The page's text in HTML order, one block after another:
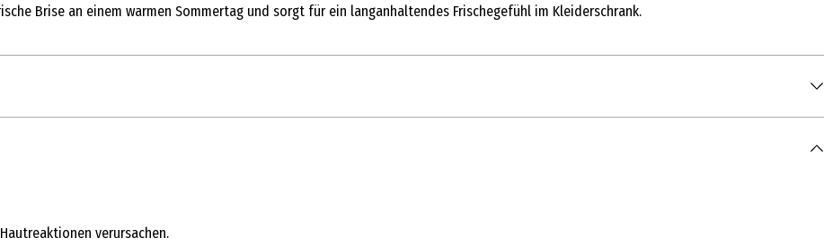
Brise an einem warmen Sommertag und sorgt für ein langanhaltendes Frischegefühl im Kleiderschrank.
TEREPHTHALATE, STYRENE/ACRYLATES COPOLYMER, COCO-GLUCOSIDE, BENZYL SALICYLATE, PROTEASE, DISODIUM
verursachen.